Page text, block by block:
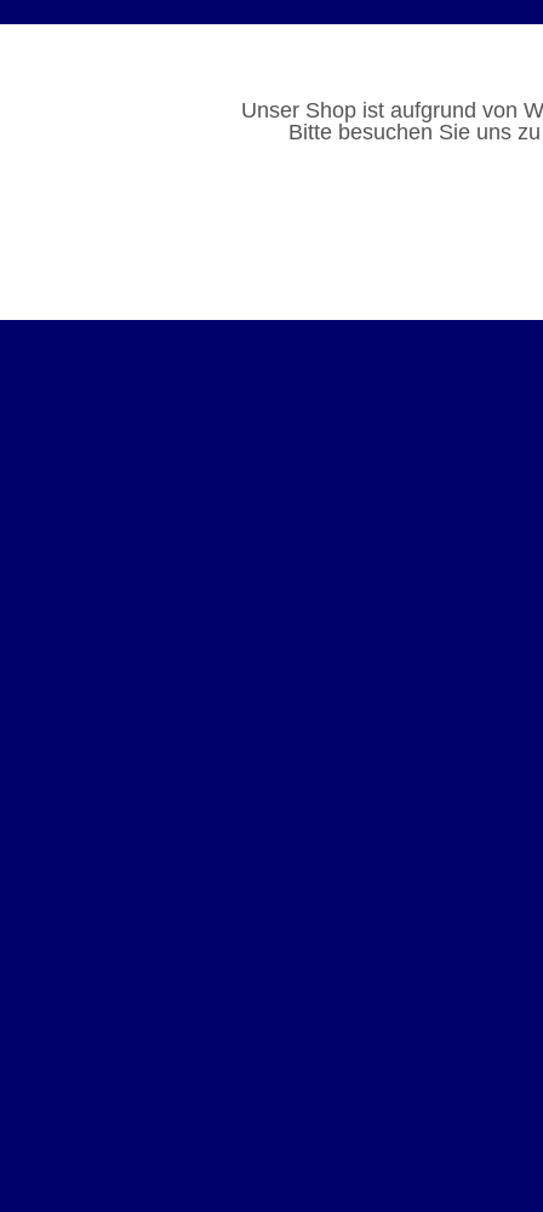
Unser Shop ist aufgrund von
Bitte besuchen Sie uns